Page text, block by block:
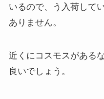
いるので、う入荷して
ありません。
近くにコスモスがある
良いでしょう。